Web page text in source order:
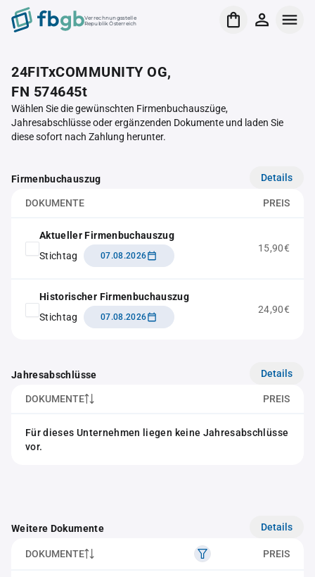
Verrechnungsstelle
Republik Österreich
24FITxCOMMUNITY OG,
FN 574645t
Wählen Sie die gewünschten Firmenbuchauszüge,
Jahresabschlüsse oder ergänzenden Dokumente und laden Sie
diese sofort nach Zahlung herunter.
Firmenbuchauszug Details
DOKUMENTE PREIS
Aktueller Firmenbuchauszug
Stichtag
07.08.2026
15,90€
Historischer Firmenbuchauszug
Stichtag
07.08.2026
24,90€
Jahresabschlüsse Details
DOKUMENTE PREIS
Für dieses Unternehmen liegen keine Jahresabschlüsse
vor.
Weitere Dokumente Details
DOKUMENTE PREIS